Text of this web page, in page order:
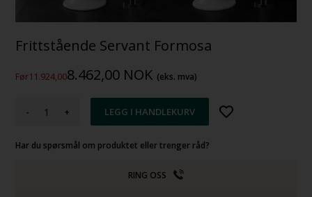
Frittstående Servant Formosa
Før11.924,008.462,00 NOK (eks. mva)
- +
Har du spørsmål om produktet eller trenger råd?
RING OSS